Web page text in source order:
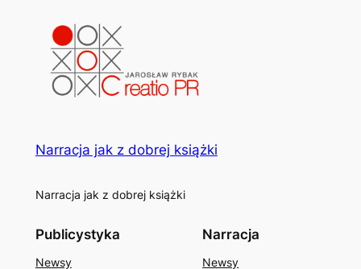
Narracja jak z dobrej książki
Narracja jak z dobrej książki
Publicystyka
Newsy
Narracja
Newsy